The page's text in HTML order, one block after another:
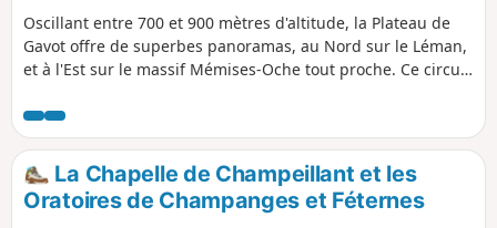
Oscillant entre 700 et 900 mètres d'altitude, la Plateau de
Gavot offre de superbes panoramas, au Nord sur le Léman,
et à l'Est sur le massif Mémises-Oche tout proche. Ce circuit
tournicotent, permet de découvrir ces panoramas ainsi que
l'abondant patrimoine religieux (oratoires, petites chapelles)
caractéristique de cette région.
La Chapelle de Champeillant et les
Oratoires de Champanges et Féternes